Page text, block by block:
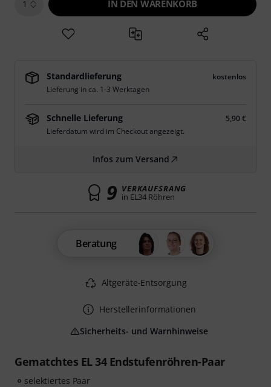
Gematchtes EL 34 Endstufenröhren-Paar
selektiertes Paar
1 IN DEN WARENKORB
Standardlieferung
kostenlos
Lieferung in ca. 1-3 Werktagen
Schnelle Lieferung
5,90 €
Lieferdatum wird im Checkout angezeigt.
Infos zum Versand
9 VERKAUFSRANG
in EL34 Röhren
Beratung
Altgeräte-Entsorgung
Herstellerinformationen
Sicherheits- und Warnhinweise